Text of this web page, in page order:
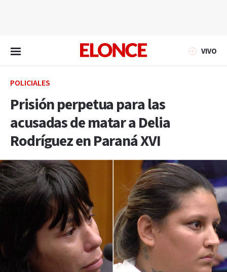
VIVO
POLICIALES
Prisión perpetua para las
acusadas de matar a Delia
Rodríguez en Paraná XVI